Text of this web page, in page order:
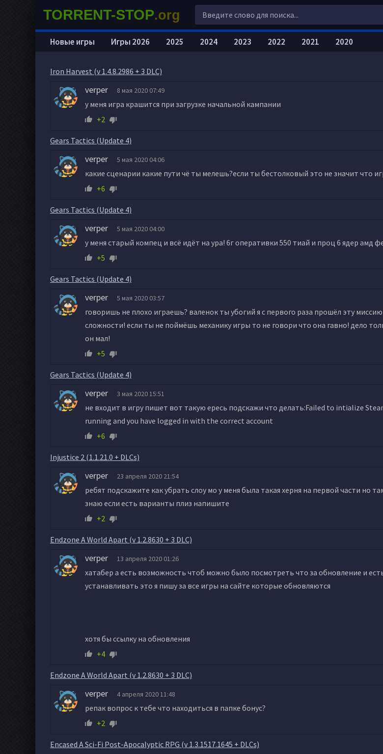
Iron Harvest (v 1.4.8.2986 + 3 DLC)
verper 8 мая 2020 07:49
у меня игра крашится при загрузке начальной кампании
+2
Gears Tactics (Update 4)
verper 5 мая 2020 04:06
какие сценарии какие пути чё ты мелешь?если ты бестолковый это не значит что
+6
Gears Tactics (Update 4)
verper 5 мая 2020 04:00
у меня старый компец и всё идёт на ура! 6г оперативки 550 тиай и проц 6 ядер амд
+5
Gears Tactics (Update 4)
verper 5 мая 2020 03:57
говоришь не плохо играешь? валенок ты убогий я с первого раза прошёл эту
сложности! если ты не поймёшь механику игры то не говори что она гавно! дело
он мал!
+5
Gears Tactics (Update 4)
verper 3 мая 2020 15:51
не входит в игру пишет вот такую ересь подскажи что делать:Failed to intialize
running and you have logged in with the correct account
+6
Injustice 2 (1.1.21.0 + DLCs)
verper 23 апреля 2020 21:54
ребят подскажите как убрать слоу мо у меня была такая херня на первой части но
знаю если есть варианты плиз напишите
+2
Endzone A World Apart (v 1.2.8630 + 3 DLC)
verper 13 апреля 2020 01:26
хатабер а есть возможность чтоб можно было посмотреть что за обновление и
устанавливать это я пишу за все игры на сайте которые обновляются
хотя бы ссылку на обновления
+4
Endzone A World Apart (v 1.2.8630 + 3 DLC)
verper 4 апреля 2020 11:48
репак вопрос к тебе что находиться в папке бонус?
+2
Encased A Sci-Fi Post-Apocalyptic RPG (v 1.3.1517.1645 + DLCs)
Новые игры Игры 2026 2025 2024 2023 2022 2021 2020
TORRENT-STOP.org